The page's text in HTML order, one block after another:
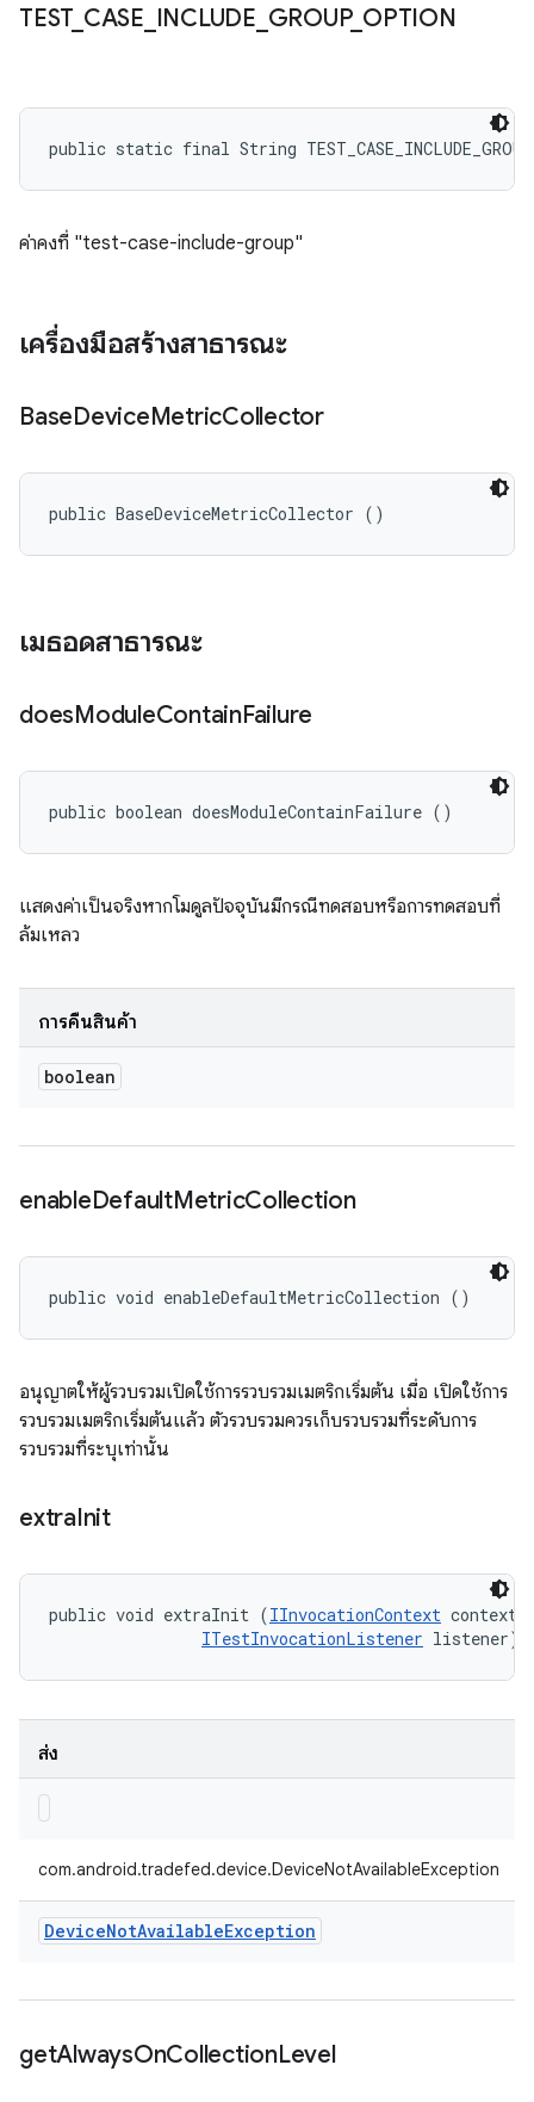
TEST_ CASE INCLUDE GROUP_ OPTION
public static final String
ค่าคงที่ "test-case-include-group"
เครื่องมือสร้างสาธารณะ
BaseDeviceMetricCollector
public BaseDeviceMetricCollector ()
เมธอดสาธารณะ
doesModuleContainFailure
public boolean doesModuleContainFailure ()
แสดงค่าเป็นจริงหากโมดูลปัจจุบันมีกรณีทดสอบหรือการทดสอบที่
ล้มเหลว
การคืนสินค้า
boolean
enableDefaultMetricCollection
public void enableDefaultMetricCollection ()
อนุญาตให้ผู้รวบรวมเปิดใช้การรวบรวมเมตริกเริ่มต้น เมื่อ เปิดใช้การ
รวบรวมเมตริกเริ่มต้นแล้ว ตัวรวบรวมควรเก็บรวบรวมที่ระดับการ
รวบรวมที่ระบุเท่านั้น
extraInit
public void extraInit (IInvocationContext
ITestInvocationListener listener)
ส่ง
com.android.tradefed.device.DeviceNotAvailableException
DeviceNotAvailableException
getAlwaysOnCollectionLevel